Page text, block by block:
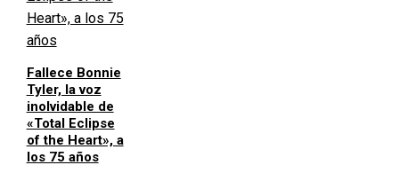
Fallece Bonnie
Tyler, la voz
inolvidable de
«Total Eclipse
of the Heart», a
los 75 años